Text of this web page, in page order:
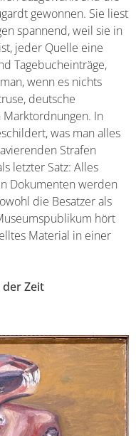
gewonnen. Sie liest
spannend, weil sie in
jeder Quelle eine
Tagebucheinträge,
wenn es nichts
deutsche
Marktordnungen. In
was man alles
Strafen
letzter Satz: Alles
Dokumenten werden
die Besatzer als
hört
Material in einer
Zeit